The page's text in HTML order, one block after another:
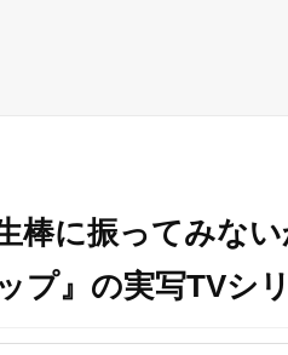
棒に振ってみな
プ』の実写TVシ